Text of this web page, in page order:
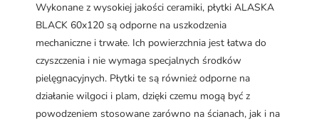
Wykonane z wysokiej jakości ceramiki, płytki ALASKA
BLACK 60x120 są odporne na uszkodzenia
mechaniczne i trwałe. Ich powierzchnia jest łatwa do
czyszczenia i nie wymaga specjalnych środków
pielęgnacyjnych. Płytki te są również odporne na
działanie wilgoci i plam, dzięki czemu mogą być z
powodzeniem stosowane zarówno na ścianach, jak i na